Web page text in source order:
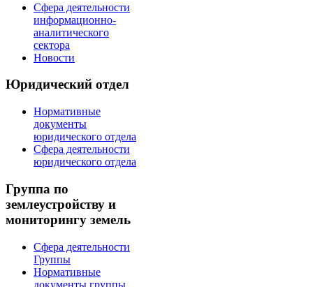
Сфера деятельности
информационно-
аналитического
сектора
Новости
Юридический отдел
Нормативные
документы
юридического отдела
Сфера деятельности
юридического отдела
Группа по
землеустройству и
мониторингу земель
Сфера деятельности
Группы
Нормативные
документы группы